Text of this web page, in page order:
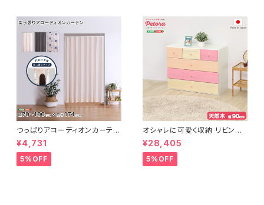
つっぱりアコーディオンカーテ
ン 100×174cm SH-16-TA
DC
¥4,731
5%OFF
オシャレに可愛く収納 リビング
用ローチェスト 4段 幅90cm
天然木（桐）日本製｜petora-
ペトラ- SH-08-PTR90
¥28,405
5%OFF